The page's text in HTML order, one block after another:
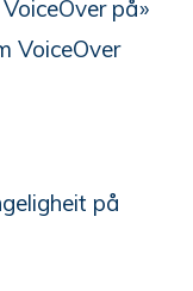
på»
VoiceOver
på